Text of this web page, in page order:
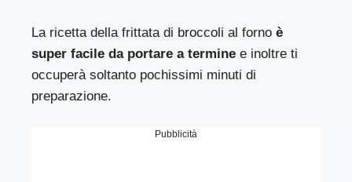
La ricetta della frittata di broccoli al fornoè
super facile da portare a termine e inoltre ti
occuperà soltanto pochissimi minuti di
preparazione.
Pubblicità